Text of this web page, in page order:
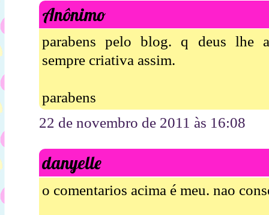
Anônimo
parabens pelo blog. q deus lhe
sempre criativa assim.
parabens
22 de novembro de 2011 às 16:08
danyelle
o comentarios acima é meu. nao